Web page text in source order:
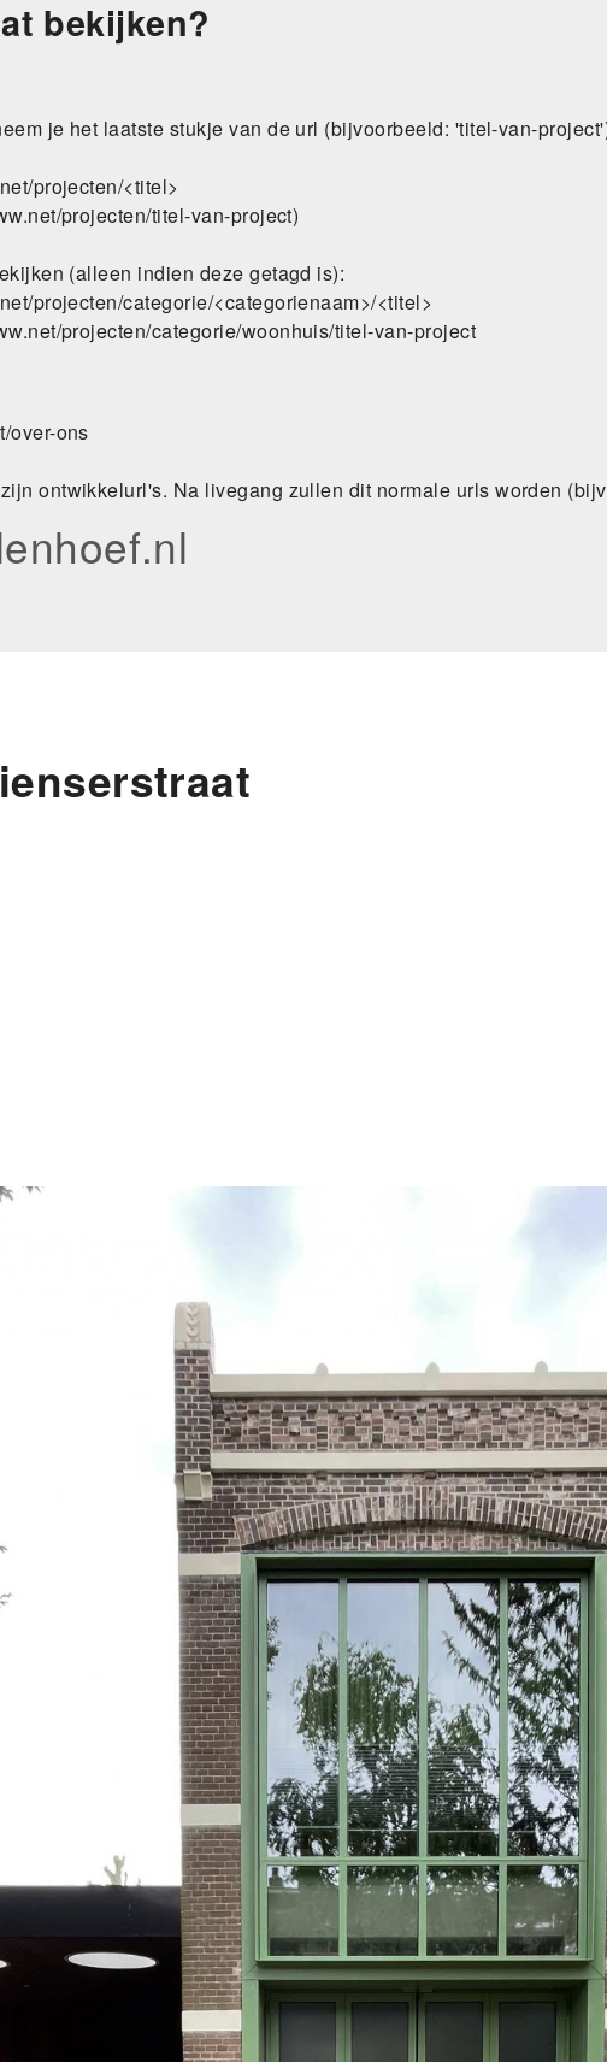
bekijken?
je het laatste stukje van de url (bijvoorbeeld: 'titel-van-
projecten/<titel>
projecten/titel-van-project)
(alleen indien deze getagd is):
projecten/categorie/<categorienaam>/<titel>
projecten/categorie/woonhuis/titel-van-project
over-ons
ontwikkelurl's. Na livegang zullen dit normale urls worden